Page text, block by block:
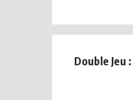
Double Jeu